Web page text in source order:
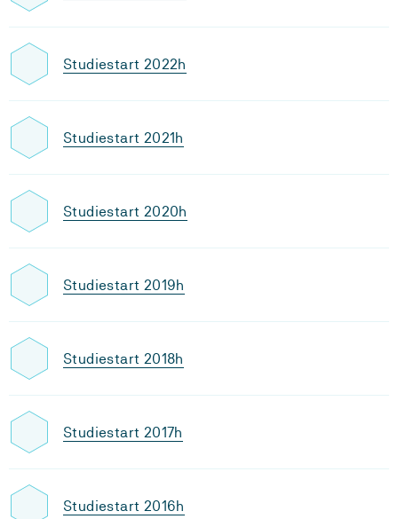
Studiestart 2022h
Studiestart 2021h
Studiestart 2020h
Studiestart 2019h
Studiestart 2018h
Studiestart 2017h
Studiestart 2016h